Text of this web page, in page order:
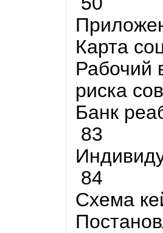
Карта
Рабочий
риска
Банк
83
84
Схема